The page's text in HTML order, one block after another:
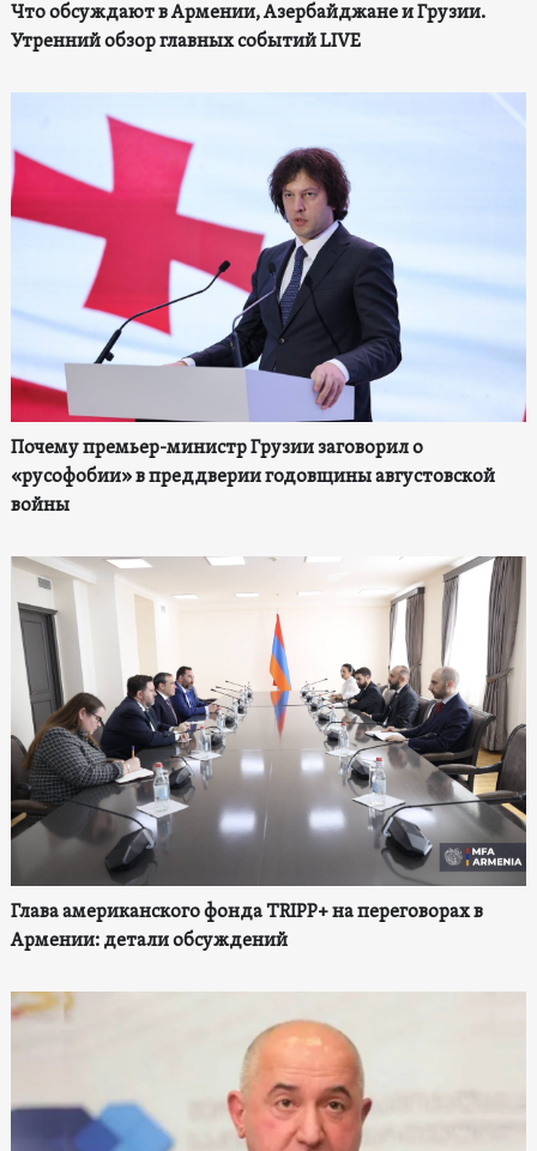
Что обсуждают в Армении, Азербайджане и Грузии.
Утренний обзор главных событий LIVE
Почему премьер-министр Грузии заговорил о
«русофобии» в преддверии годовщины августовской
войны
Глава американского фонда TRIPP+ на переговорах в
Армении: детали обсуждений